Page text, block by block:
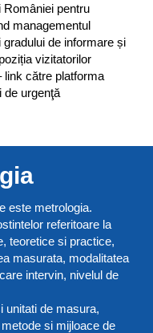
pentru
managementul
de informare și
vizitatorilor
link către platforma
de urgenţă
este metrologia.
referitoare la
teoretice si practice,
masurata, modalitatea
intervin, nivelul de
unitati de masura,
si mijloace de